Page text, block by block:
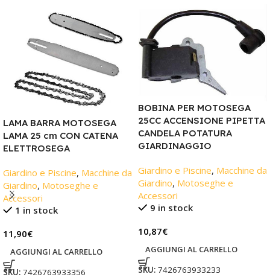
LAMA BARRA MOTOSEGA
LAMA 25 cm CON CATENA
ELETTROSEGA
Giardino e Piscine, Macchine da
Giardino, Motoseghe e
Accessori
1 in stock
11,90€
AGGIUNGI AL CARRELLO
SKU: 7426763933356
BOBINA PER MOTOSEGA
25CC ACCENSIONE PIPETTA
CANDELA POTATURA
GIARDINAGGIO
Giardino e Piscine, Macchine da
Giardino, Motoseghe e
Accessori
9 in stock
10,87€
AGGIUNGI AL CARRELLO
SKU: 7426763933233